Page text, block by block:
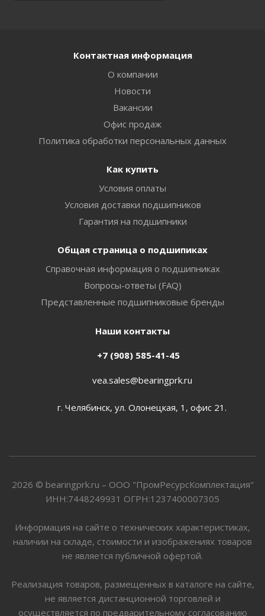
Контактная информация
О компании
Новости
Вакансии
Офис продаж
Политика обработки персональных данных
Как купить
Условия оплаты
Условия доставки подшипников
Гарантия на подшипники
Общая страница о подшипиках
Справочная информация о подшипниках
Вопросы-ответы (FAQ)
Представленные подшипниковые бренды
Наши контакты
+7 (908) 585-41-45
vea.sales@bearingprk.ru
г. Челябинск, ул. Олонецкая, 1, офис 21.
2026 © bearingprk.ru – ООО "ПромРесурсКомплектация"
ИНН:7448249931 ОГРН:1237400007305
Информация на сайте о технических характеристиках,
наличии на складе, стоимости и изображениях товаров
не является публичной офертой.
Реализация товаров, размещенных в каталоге на сайте,
не является дистанционной торговлей и
осуществляется по предварительному согласованию